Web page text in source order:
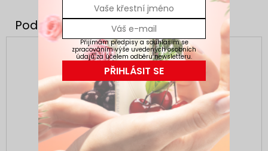
Přijímám předpisy a souhlasím se
zpracováním výše uvedených osobních
údajů za účelem odběru newsletteru.
PŘIHLÁSIT SE